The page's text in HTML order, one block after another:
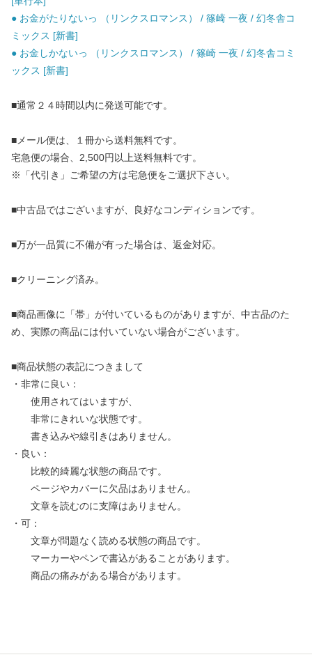
● お金がたりないっ （リンクスロマンス） / 篠崎 一夜 / 幻冬舎コ
ミックス [新書]
● お金しかないっ （リンクスロマンス） / 篠崎 一夜 / 幻冬舎コミ
ックス [新書]
■通常２４時間以内に発送可能です。
■メール便は、１冊から送料無料です。
宅急便の場合、2,500円以上送料無料です。
※「代引き」ご希望の方は宅急便をご選択下さい。
■中古品ではございますが、良好なコンディションです。
■万が一品質に不備が有った場合は、返金対応。
■クリーニング済み。
■商品画像に「帯」が付いているものがありますが、中古品のた
め、実際の商品には付いていない場合がございます。
■商品状態の表記につきまして
・非常に良い：
使用されてはいますが、
非常にきれいな状態です。
書き込みや線引きはありません。
・良い：
比較的綺麗な状態の商品です。
ページやカバーに欠品はありません。
文章を読むのに支障はありません。
・可：
文章が問題なく読める状態の商品です。
マーカーやペンで書込があることがあります。
商品の痛みがある場合があります。